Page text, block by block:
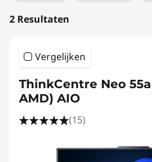
2 Resultaten
Vergelijken
ThinkCentre Neo
AMD) AIO
(15)